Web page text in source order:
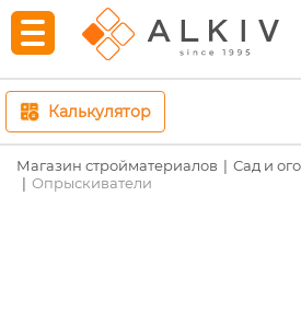
Калькулятор
Магазин стройматериалов
Сад и
Опрыскиватели